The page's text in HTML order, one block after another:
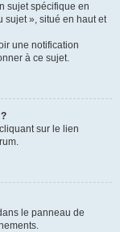
sujet spécifique en
sujet », situé en haut et
une notification
à ce sujet.
sur le lien
le panneau de